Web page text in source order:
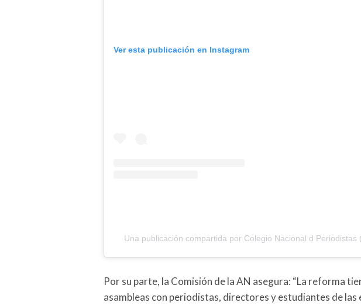
Ver esta publicación en Instagram
Una publicación compartida por Colegio Nacional d Periodistas
Por su parte, la Comisión de la AN asegura: “La reforma
asambleas con periodistas, directores y estudiantes de las